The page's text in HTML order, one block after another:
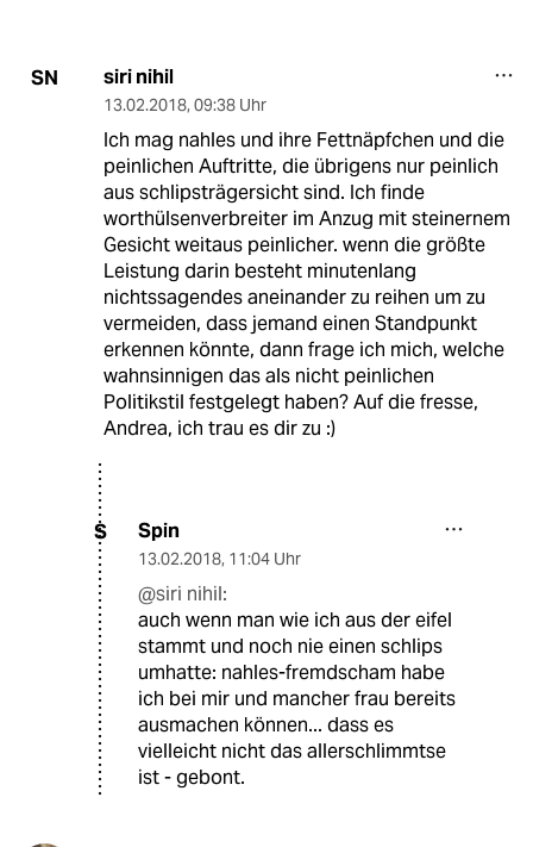
SN siri nihil
13.02.2018, 09:38 Uhr
Ich mag nahles und ihre Fettnäpfchen und die
peinlichen Auftritte, die übrigens nur peinlich
aus schlipsträgersicht sind. Ich finde
worthülsenverbreiter im Anzug mit steinernem
Gesicht weitaus peinlicher. wenn die größte
Leistung darin besteht minutenlang
nichtssagendes aneinander zu reihen um zu
vermeiden, dass jemand einen Standpunkt
erkennen könnte, dann frage ich mich, welche
wahnsinnigen das als nicht peinlichen
Politikstil festgelegt haben? Auf die fresse,
Andrea, ich trau es dir zu :)
S Spin
13.02.2018, 11:04 Uhr
@siri nihil:
auch wenn man wie ich aus der eifel
stammt und noch nie einen schlips
umhatte: nahles-fremdscham habe
ich bei mir und mancher frau bereits
ausmachen können... dass es
vielleicht nicht das allerschlimmtse
ist - gebont.